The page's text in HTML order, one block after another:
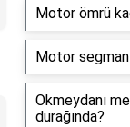
Motor ömrü
Motor
Okmeydanı
durağında?